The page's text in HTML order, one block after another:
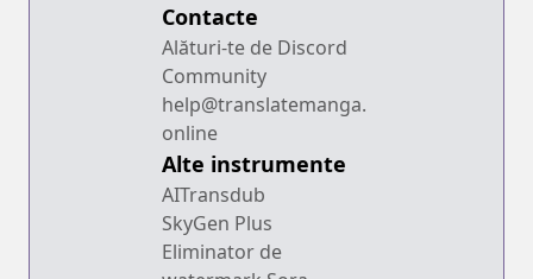
Contacte
Alături-te de Discord
Community
help@translatemanga.
online
Alte instrumente
AITransdub
SkyGen Plus
Eliminator de